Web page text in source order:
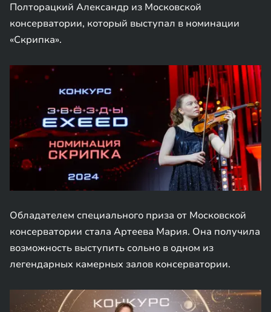
Полторацкий Александр из Московской
консерватории, который выступал в номинации
«Скрипка».
Обладателем специального приза от Московской
консерватории стала Артеева Мария. Она получила
возможность выступить сольно в одном из
легендарных камерных залов консерватории.